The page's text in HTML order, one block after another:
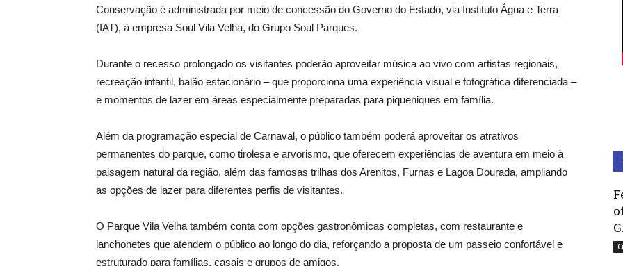
Conservação é administrada por meio de concessão do Governo do Estado, via Instituto Água e Terra
(IAT), à empresa Soul Vila Velha, do Grupo Soul Parques.
Durante o recesso prolongado os visitantes poderão aproveitar música ao vivo com artistas regionais,
recreação infantil, balão estacionário – que proporciona uma experiência visual e fotográfica diferenciada –
e momentos de lazer em áreas especialmente preparadas para piqueniques em família.
Além da programação especial de Carnaval, o público também poderá aproveitar os atrativos
permanentes do parque, como tirolesa e arvorismo, que oferecem experiências de aventura em meio à
paisagem natural da região, além das famosas trilhas dos Arenitos, Furnas e Lagoa Dourada, ampliando
as opções de lazer para diferentes perfis de visitantes.
O Parque Vila Velha também conta com opções gastronômicas completas, com restaurante e
lanchonetes que atendem o público ao longo do dia, reforçando a proposta de um passeio confortável e
estruturado para famílias, casais e grupos de amigos.